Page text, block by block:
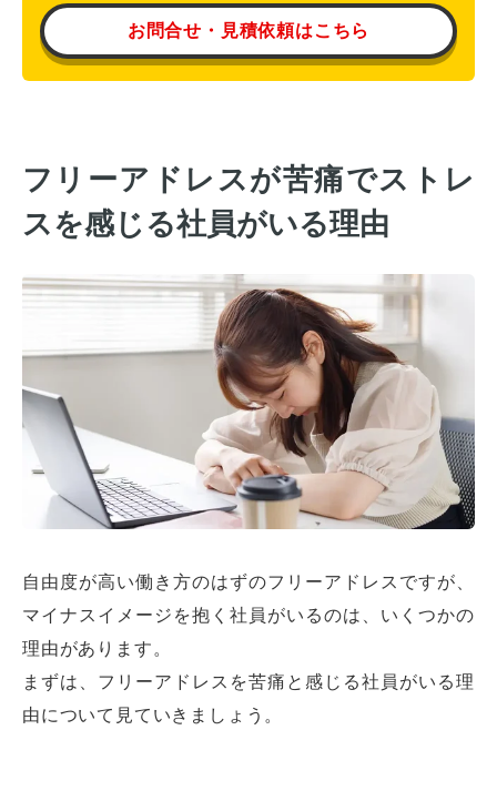
お問合せ・見積依頼はこちら
フリーアドレスが苦痛でストレ
スを感じる社員がいる理由
自由度が高い働き方のはずのフリーアドレスですが、
マイナスイメージを抱く社員がいるのは、いくつかの
理由があります。
まずは、フリーアドレスを苦痛と感じる社員がいる理
由について見ていきましょう。